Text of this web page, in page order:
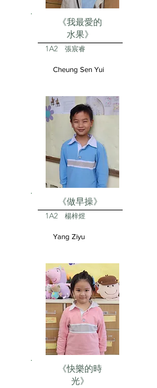
《我最愛的
水果》
1A2 張宸睿
Cheung Sen Yui
《做早操》
1A2 楊梓煜
Yang Ziyu
《快樂的時
光》